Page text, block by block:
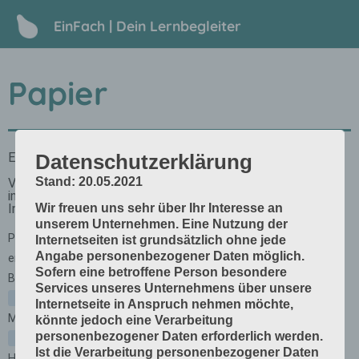
EinFach | Dein Lernbegleiter
Papier
Datenschutzerklärung
Stand: 20.05.2021
Wir freuen uns sehr über Ihr Interesse an
unserem Unternehmen. Eine Nutzung der
Internetseiten ist grundsätzlich ohne jede
Angabe personenbezogener Daten möglich.
Sofern eine betroffene Person besondere
Services unseres Unternehmens über unsere
Internetseite in Anspruch nehmen möchte,
könnte jedoch eine Verarbeitung
personenbezogener Daten erforderlich werden.
Ist die Verarbeitung personenbezogener Daten